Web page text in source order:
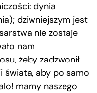
dynia
dziwniejszym jest
nie zostaje
nam
żeby zadzwonił
świata, aby po samo
mamy naszego